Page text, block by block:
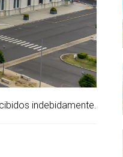
indebidamente.